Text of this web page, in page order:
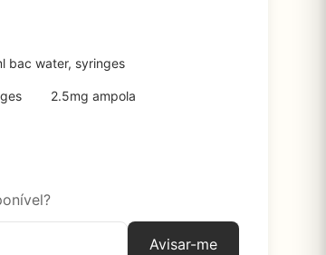
bac water, syringes
2.5mg ampola
Avisar-me